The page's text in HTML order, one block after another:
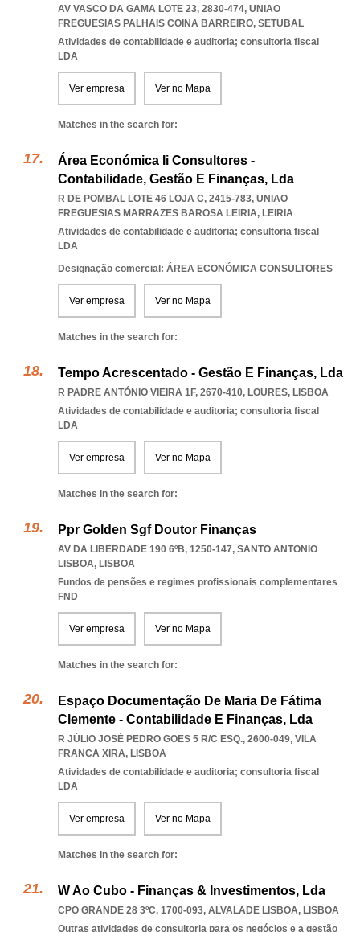
AV VASCO DA GAMA LOTE 23, 2830-474, UNIAO
FREGUESIAS PALHAIS COINA BARREIRO, SETUBAL
Atividades de contabilidade e auditoria; consultoria fiscal
LDA
Ver empresa Ver no Mapa
Matches in the search for:
Área Económica Ii Consultores -
Contabilidade, Gestão E Finanças, Lda
R DE POMBAL LOTE 46 LOJA C, 2415-783, UNIAO
FREGUESIAS MARRAZES BAROSA LEIRIA, LEIRIA
Atividades de contabilidade e auditoria; consultoria fiscal
LDA
Designação comercial: ÁREA ECONÓMICA CONSULTORES
Ver empresa Ver no Mapa
Matches in the search for:
Tempo Acrescentado - Gestão E Finanças, Lda
R PADRE ANTÓNIO VIEIRA 1F, 2670-410, LOURES, LISBOA
Atividades de contabilidade e auditoria; consultoria fiscal
LDA
Ver empresa Ver no Mapa
Matches in the search for:
Ppr Golden Sgf Doutor Finanças
AV DA LIBERDADE 190 6ºB, 1250-147, SANTO ANTONIO
LISBOA, LISBOA
Fundos de pensões e regimes profissionais complementares
FND
Ver empresa Ver no Mapa
Matches in the search for:
Espaço Documentação De Maria De Fátima
Clemente - Contabilidade E Finanças, Lda
R JÚLIO JOSÉ PEDRO GOES 5 R/C ESQ., 2600-049, VILA
FRANCA XIRA, LISBOA
Atividades de contabilidade e auditoria; consultoria fiscal
LDA
Ver empresa Ver no Mapa
Matches in the search for:
W Ao Cubo - Finanças & Investimentos, Lda
CPO GRANDE 28 3ºC, 1700-093, ALVALADE LISBOA, LISBOA
Outras atividades de consultoria para os negócios e a gestão